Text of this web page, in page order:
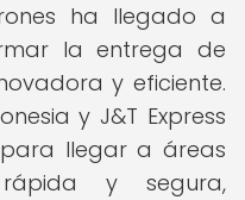
ha llegado a
la entrega de
y eficiente.
y J&T Express
llegar a áreas
y segura,